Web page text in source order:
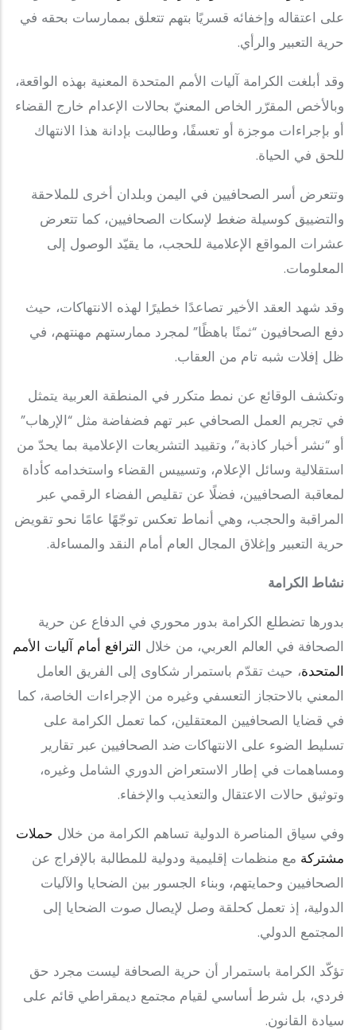
على اعتقاله وإخفائه قسريًا بتهم تتعلق بممارسات بحقه في
حرية التعبير والرأي.
وقد أبلغت الكرامة آليات الأمم المتحدة المعنية بهذه الواقعة،
وبالأخص المقرّر الخاص المعنيّ بحالات الإعدام خارج القضاء
أو بإجراءات موجزة أو تعسفًا، وطالبت بإدانة هذا الانتهاك
للحق في الحياة.
وتتعرض أسر الصحافيين في اليمن وبلدان أخرى للملاحقة
والتضييق كوسيلة ضغط لإسكات الصحافيين، كما تتعرض
عشرات المواقع الإعلامية للحجب، ما يقيّد الوصول إلى
المعلومات.
وقد شهد العقد الأخير تصاعدًا خطيرًا لهذه الانتهاكات، حيث
دفع الصحافيون “ثمنًا باهظًا” لمجرد ممارستهم مهنتهم، في
ظل إفلات شبه تام من العقاب.
وتكشف الوقائع عن نمط متكرر في المنطقة العربية يتمثل
في تجريم العمل الصحافي عبر تهم فضفاضة مثل “الإرهاب”
أو “نشر أخبار كاذبة”، وتقييد التشريعات الإعلامية بما يحدّ من
استقلالية وسائل الإعلام، وتسييس القضاء واستخدامه كأداة
لمعاقبة الصحافيين، فضلًا عن تقليص الفضاء الرقمي عبر
المراقبة والحجب، وهي أنماط تعكس توجّهًا عامًا نحو تقويض
حرية التعبير وإغلاق المجال العام أمام النقد والمساءلة.
نشاط الكرامة
بدورها تضطلع الكرامة بدور محوري في الدفاع عن حرية
الصحافة في العالم العربي، من خلال الترافع أمام آليات الأمم
المتحدة، حيث تقدّم باستمرار شكاوى إلى الفريق العامل
المعني بالاحتجاز التعسفي وغيره من الإجراءات الخاصة، كما
في قضايا الصحافيين المعتقلين، كما تعمل الكرامة على
تسليط الضوء على الانتهاكات ضد الصحافيين عبر تقارير
ومساهمات في إطار الاستعراض الدوري الشامل وغيره،
وتوثيق حالات الاعتقال والتعذيب والإخفاء.
وفي سياق المناصرة الدولية تساهم الكرامة من خلال حملات
مشتركة مع منظمات إقليمية ودولية للمطالبة بالإفراج عن
الصحافيين وحمايتهم، وبناء الجسور بين الضحايا والآليات
الدولية، إذ تعمل كحلقة وصل لإيصال صوت الضحايا إلى
المجتمع الدولي.
تؤكّد الكرامة باستمرار أن حرية الصحافة ليست مجرد حق
فردي، بل شرط أساسي لقيام مجتمع ديمقراطي قائم على
سيادة القانون.